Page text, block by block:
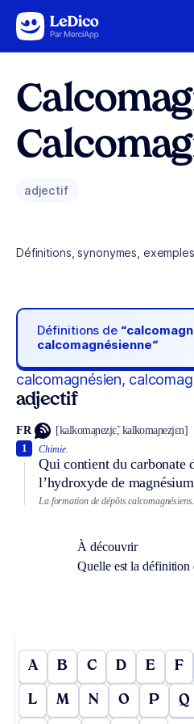
Aller au contenu
adjectif
Définitions, synonymes,
Définitions de
calcomagnésienne“
calcomagnésien,
adjectif
FR [kalkomaɲezjɛ̃, kalkomaɲezjɛn]
Chimie.
Qui contient du carbonate
l’hydroxyde de
1
La formation de dépôts calcomagnésiens.
À découvrir
Quelle est la définition
A B C D E F
L M N O P Q